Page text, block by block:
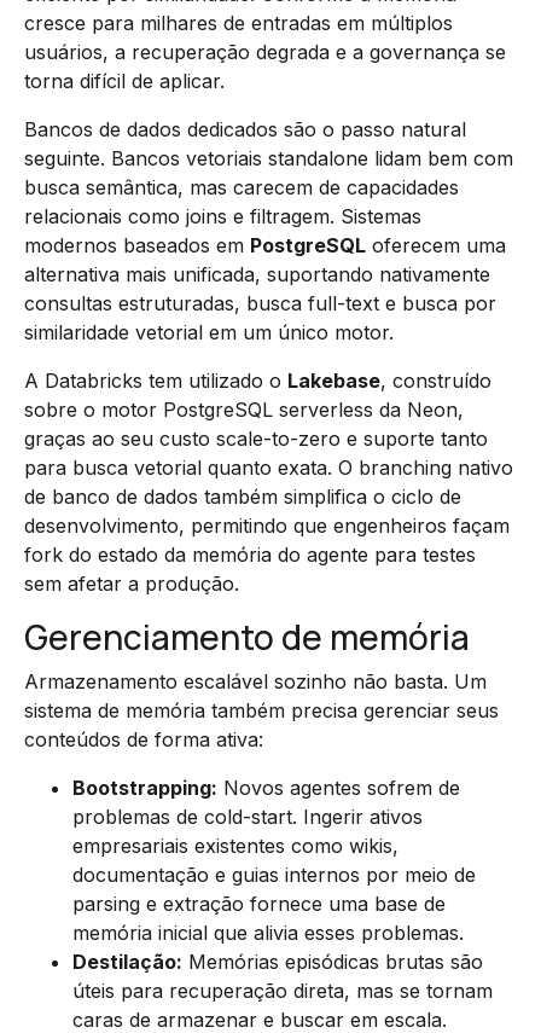
cresce para milhares de entradas em múltiplos
usuários, a recuperação degrada e a governança se
torna difícil de aplicar.
Bancos de dados dedicados são o passo natural
seguinte. Bancos vetoriais standalone lidam bem com
busca semântica, mas carecem de capacidades
relacionais como joins e filtragem. Sistemas
modernos baseados em PostgreSQL oferecem uma
alternativa mais unificada, suportando nativamente
consultas estruturadas, busca full-text e busca por
similaridade vetorial em um único motor.
A Databricks tem utilizado o Lakebase, construído
sobre o motor PostgreSQL serverless da Neon,
graças ao seu custo scale-to-zero e suporte tanto
para busca vetorial quanto exata. O branching nativo
de banco de dados também simplifica o ciclo de
desenvolvimento, permitindo que engenheiros façam
fork do estado da memória do agente para testes
sem afetar a produção.
Gerenciamento de memória
Armazenamento escalável sozinho não basta. Um
sistema de memória também precisa gerenciar seus
conteúdos de forma ativa:
Bootstrapping: Novos agentes sofrem de
problemas de cold-start. Ingerir ativos
empresariais existentes como wikis,
documentação e guias internos por meio de
parsing e extração fornece uma base de
memória inicial que alivia esses problemas.
Destilação: Memórias episódicas brutas são
úteis para recuperação direta, mas se tornam
caras de armazenar e buscar em escala.